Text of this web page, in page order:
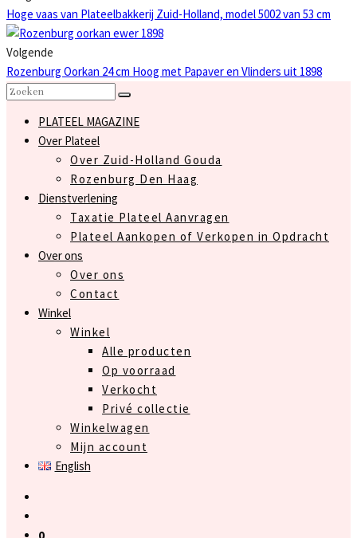
Hoge vaas van Plateelbakkerij Zuid-Holland, model 5002 van 53 cm
Volgende
Rozenburg Oorkan 24 cm Hoog met Papaver en Vlinders uit 1898
PLATEEL MAGAZINE
Over Plateel
Over Zuid-Holland Gouda
Rozenburg Den Haag
Dienstverlening
Taxatie Plateel Aanvragen
Plateel Aankopen of Verkopen in Opdracht
Over ons
Over ons
Contact
Winkel
Winkel
Alle producten
Op voorraad
Verkocht
Privé collectie
Winkelwagen
Mijn account
English